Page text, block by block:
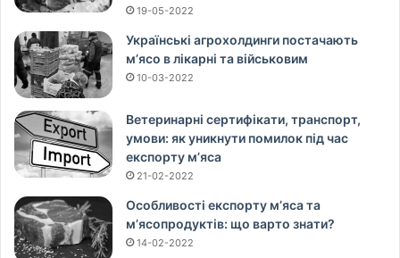
19-05-2022
Українські агрохолдинги постачають
м’ясо в лікарні та військовим
10-03-2022
Ветеринарні сертифікати, транспорт,
умови: як уникнути помилок під час
експорту м’яса
21-02-2022
Особливості експорту м’яса та
м’ясопродуктів: що варто знати?
14-02-2022